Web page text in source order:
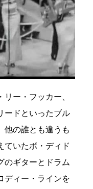
ー・フッカー、
ードといったブル
他の誰とも違うも
ていたボ・ディド
のギターとドラム
ディー・ラインを